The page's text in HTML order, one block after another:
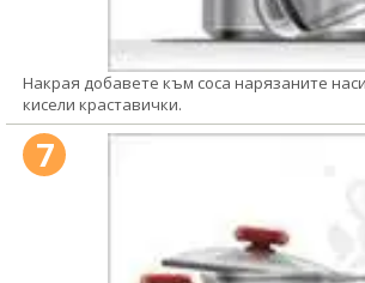
Накрая добавете към соса нарязаните
кисели краставички.
7